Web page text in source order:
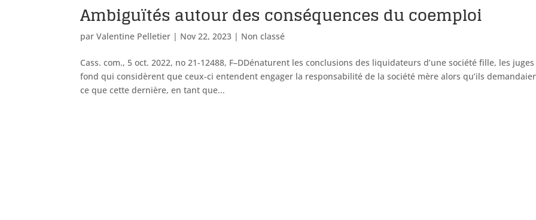
Ambiguïtés autour des conséquences du coemploi
parValentine Pelletier | Nov 22, 2023 | Non classé
Cass. com., 5 oct. 2022, no 21-12488, F–DDénaturent les conclusions des liquidateurs d’une société fille, les
fond qui considèrent que ceux-ci entendent engager la responsabilité de la société mère alors qu’ils
ce que cette dernière, en tant que...